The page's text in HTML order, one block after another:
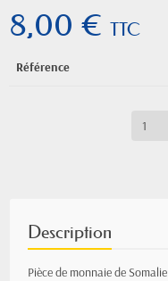
8,00 € TTC
Référence
Description
Pièce de monnaie de Somalie